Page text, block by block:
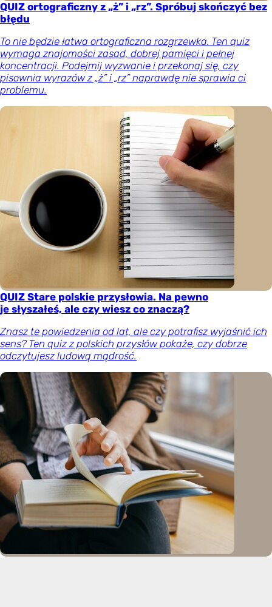
QUIZ ortograficzny z „ż” i „rz”. Spróbuj skończyć bez
błędu
To nie będzie łatwa ortograficzna rozgrzewka. Ten quiz
wymaga znajomości zasad, dobrej pamięci i pełnej
koncentracji. Podejmij wyzwanie i przekonaj się, czy
pisownia wyrazów z „ż” i „rz” naprawdę nie sprawia ci
problemu.
QUIZ Stare polskie przysłowia. Na pewno
je słyszałeś, ale czy wiesz co znaczą?
Znasz te powiedzenia od lat, ale czy potrafisz wyjaśnić ich
sens? Ten quiz z polskich przysłów pokaże, czy dobrze
odczytujesz ludową mądrość.